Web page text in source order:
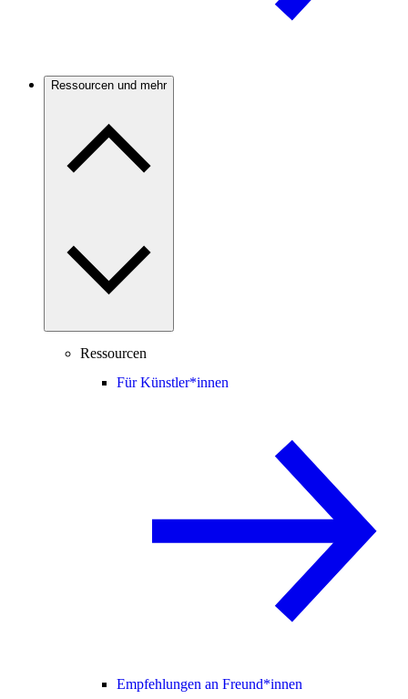
Ressourcen und mehr
Ressourcen
Für Künstler*innen
Empfehlungen an Freund*innen